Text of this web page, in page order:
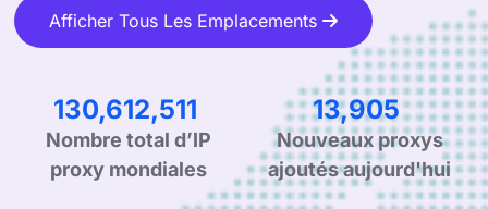
Afficher Tous Les Emplacements
208,932,262
Nombre total d’IP
proxy mondiales
22,244
Nouveaux proxys
ajoutés aujourd'hui